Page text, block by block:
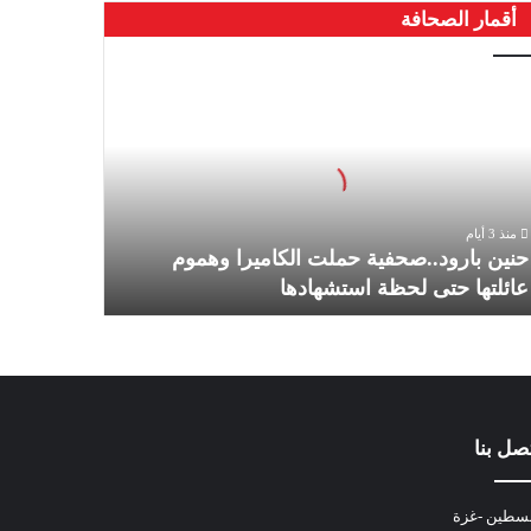
أقمار الصحافة
منذ 3 أيام
حنين بارود..صحفية حملت الكاميرا وهموم
عائلتها حتى لحظة استشهادها
بنا
-غزة